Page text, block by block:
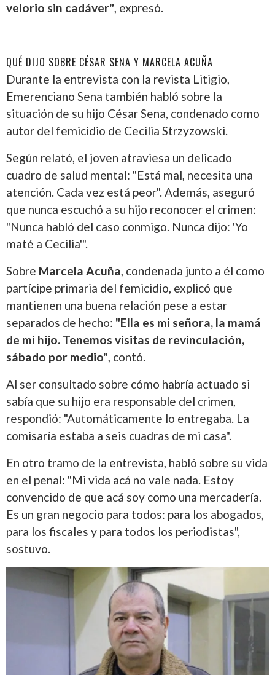
velorio sin cadáver", expresó.
QUÉ DIJO SOBRE CÉSAR SENA Y MARCELA ACUÑA
Durante la entrevista con la revista Litigio,
Emerenciano Sena también habló sobre la
situación de su hijo César Sena, condenado como
autor del femicidio de Cecilia Strzyzowski.
Según relató, el joven atraviesa un delicado
cuadro de salud mental: "Está mal, necesita una
atención. Cada vez está peor". Además, aseguró
que nunca escuchó a su hijo reconocer el crimen:
"Nunca habló del caso conmigo. Nunca dijo: 'Yo
maté a Cecilia'".
Sobre Marcela Acuña, condenada junto a él como
partícipe primaria del femicidio, explicó que
mantienen una buena relación pese a estar
separados de hecho: "Ella es mi señora, la mamá
de mi hijo. Tenemos visitas de revinculación,
sábado por medio", contó.
Al ser consultado sobre cómo habría actuado si
sabía que su hijo era responsable del crimen,
respondió: "Automáticamente lo entregaba. La
comisaría estaba a seis cuadras de mi casa".
En otro tramo de la entrevista, habló sobre su vida
en el penal: "Mi vida acá no vale nada. Estoy
convencido de que acá soy como una mercadería.
Es un gran negocio para todos: para los abogados,
para los fiscales y para todos los periodistas",
sostuvo.